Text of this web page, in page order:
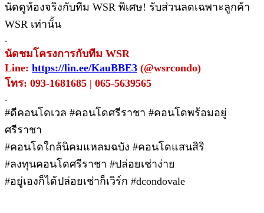
นัดดูห้องจริงกับทีม WSR พิเศษ! รับส่วนลดเฉพาะลูกค้า
WSR เท่านั้น
.
นัดชมโครงการกับทีม WSR
Line: https://lin.ee/KauBBE3 (@wsrcondo)
โทร: 093-1681685 | 065-5639565
.
#ดีคอนโดเวล #คอนโดศรีราชา #คอนโดพร้อมอยู่
ศรีราชา
#คอนโดใกล้นิคมแหลมฉบัง #คอนโดแสนสิริ
#ลงทุนคอนโดศรีราชา #ปล่อยเช่าง่าย
#อยู่เองก็ได้ปล่อยเช่าก็เวิร์ก #dcondovale